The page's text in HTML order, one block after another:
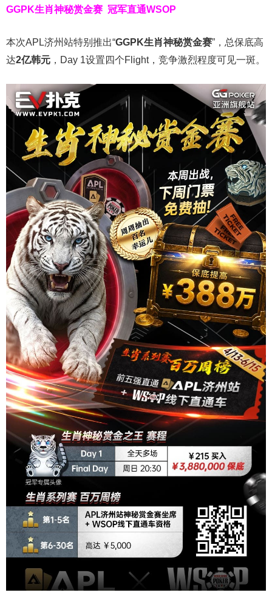
GGPK生肖神秘赏金赛 冠军直通WSOP
本次APL济州站特别推出“GGPK生肖神秘赏金赛”，总保底高
达2亿韩元 ，Day 1设置四个Flight，竞争激烈程度可见一斑。